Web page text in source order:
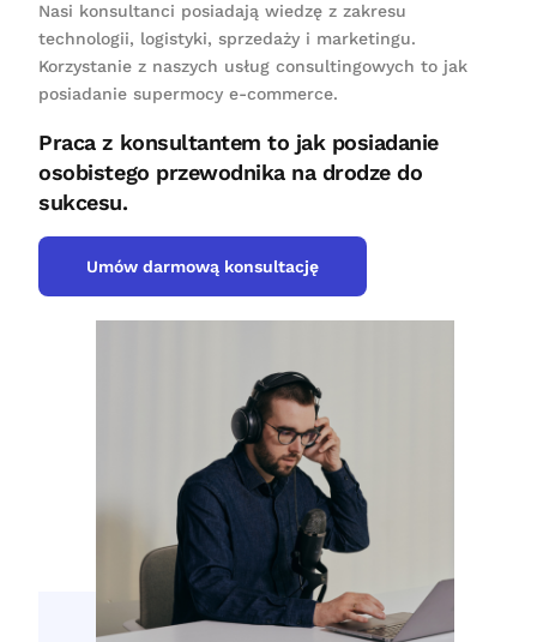
Nasi konsultanci posiadają wiedzę z zakresu
technologii, logistyki, sprzedaży i marketingu.
Korzystanie z naszych usług consultingowych to jak
posiadanie supermocy e-commerce.
Praca z konsultantem to jak posiadanie
osobistego przewodnika na drodze do
sukcesu.
Umów darmową konsultację